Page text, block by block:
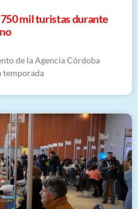
mil turistas durante
de la Agencia Córdoba
temporada